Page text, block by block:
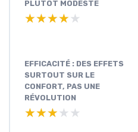
PLUTÔT MODESTE
★★★★★
★★★★★
EFFICACITÉ : DES EFFETS
SURTOUT SUR LE
CONFORT, PAS UNE
RÉVOLUTION
★★★★★
★★★★★